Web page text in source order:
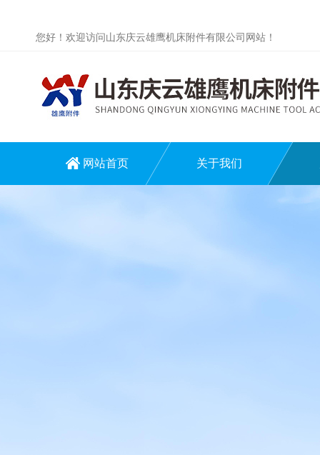
您好！欢迎访问山东庆云雄鹰机床附件有限公司网站！
网站首页 关于我们